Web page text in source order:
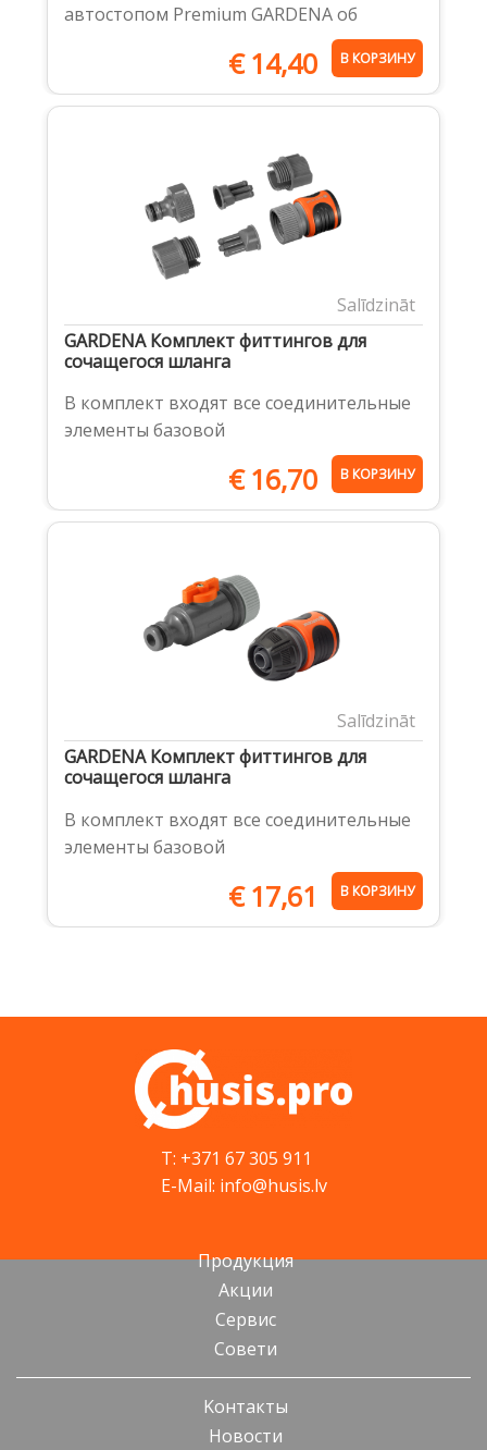
автостопом Premium GARDENA об
€14,40 В КОРЗИНУ
Salīdzināt
GARDENA Комплект фиттингов для
сочащегося шланга
В комплект входят все соединительные
элементы базовой
€16,70 В КОРЗИНУ
Salīdzināt
GARDENA Комплект фиттингов для
сочащегося шланга
В комплект входят все соединительные
элементы базовой
€17,61 В КОРЗИНУ
T: +371 67 305 911
E-Mail: info@husis.lv
Продукция
Акции
Cервис
Cовети
Kонтакты
Новости